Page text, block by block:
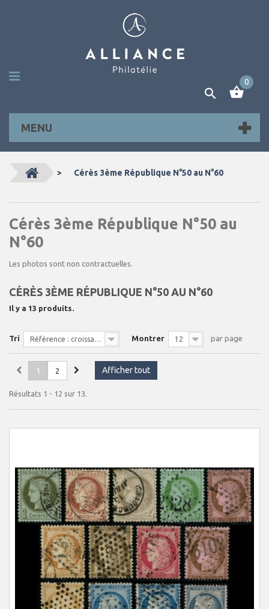
0
MENU
> Cérès 3ème République N°50 au N°60
Cérès 3ème République N°50 au
N°60
Les photos sont non contractuelles.
CÉRÈS 3ÈME RÉPUBLIQUE N°50 AU N°60
Il y a 13 produits.
Tri Référence : croissante Montrer 12 par page
Afficher tout
1 2
Résultats 1 - 12 sur 13.